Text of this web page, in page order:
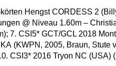
Hengst CORDESS 2
@ Niveau 1.60m –
7. CSI5* GCT/GCL 2018
(KWPN, 2005, Braun, Stute
CSI3* 2016 Tryon NC (USA)